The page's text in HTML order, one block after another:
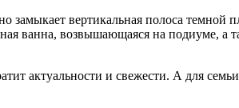
вертикальная полоса темной
ванна, возвышающаяся на подиуме,
актуальности и свежести. А для